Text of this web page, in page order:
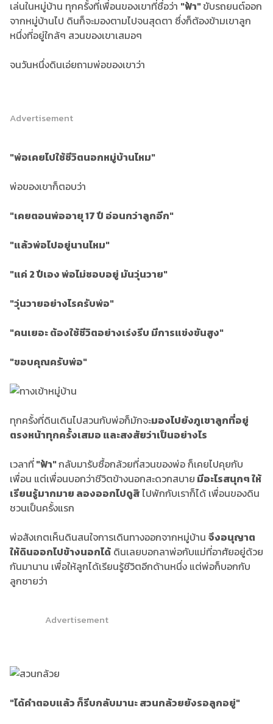
เล่นในหมู่บ้าน ทุกครั้งที่เพื่อนของเขาที่ชื่อว่า "ฟ้า"ขับรถยนต์ออก
จากหมู่บ้านไป ดินก็จะมองตามไปจนสุดตา ซึ่งก็ต้องข้ามเขาลูก
หนึ่งที่อยู่ใกล้ๆ สวนของเขาเสมอๆ
จนวันหนึ่งดินเอ่ยถามพ่อของเขาว่า
Advertisement
"พ่อเคยไปใช้ชีวิตนอกหมู่บ้านไหม"
พ่อของเขาก็ตอบว่า
"เคยตอนพ่ออายุ 17 ปี อ่อนกว่าลูกอีก"
"แล้วพ่อไปอยู่นานไหม"
"แค่ 2 ปีเอง พ่อไม่ชอบอยู่ มันวุ่นวาย"
"วุ่นวายอย่างไรครับพ่อ"
"คนเยอะ ต้องใช้ชีวิตอย่างเร่งรีบ มีการแข่งขันสูง"
"ขอบคุณครับพ่อ"
ทุกครั้งที่ดินเดินไปสวนกับพ่อก็มักจะมองไปยังภูเขาลูกที่อยู่
ตรงหน้าทุกครั้งเสมอ และสงสัยว่าเป็นอย่างไร
เวลาที่"ฟ้า"กลับมารับซื้อกล้วยที่สวนของพ่อ ก็เคยไปคุยกับ
เพื่อน แต่เพื่อนบอกว่าชีวิตข้างนอกสะดวกสบาย มีอะไรสนุกๆ ให้
เรียนรู้มากมาย ลองออกไปดูสิไปพักกับเราก็ได้ เพื่อนของดิน
ชวนเป็นครั้งแรก
พ่อสังเกตเห็นดินสนใจการเดินทางออกจากหมู่บ้าน จึงอนุญาต
ให้ดินออกไปข้างนอกได้ ดินเลยบอกลาพ่อกับแม่ที่อาศัยอยู่ด้วย
กันมานาน เพื่อให้ลูกได้เรียนรู้ชีวิตอีกด้านหนึ่ง แต่พ่อก็บอกกับ
ลูกชายว่า
Advertisement
"ได้คำตอบแล้ว ก็รีบกลับมานะ สวนกล้วยยังรอลูกอยู่"